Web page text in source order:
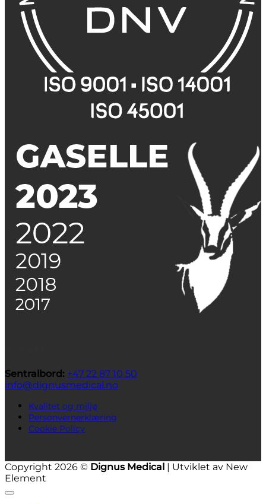
Sentralbord: +47 22 87 10 50
info@dignusmedical.no
Kvalitet og miljø
Personvernerklæring
Cookie Policy
Copyright 2026 © Dignus Medical | Utviklet av New
Element